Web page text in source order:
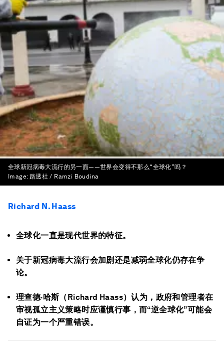
全球新冠病毒大流行的另一面——世界会变得不那么“全球化”吗？
Image: 路透社 / Ramzi Boudina
Richard N. Haass
全球化一直是现代世界的特征。
关于新冠病毒大流行会加剧还是减弱全球化仍存在争
论。
理查德·哈斯（Richard Haass）认为，政府和管理者在
审视孤立主义策略时应谨慎行事，而“逆全球化”可能会
自证为一个严重错误。